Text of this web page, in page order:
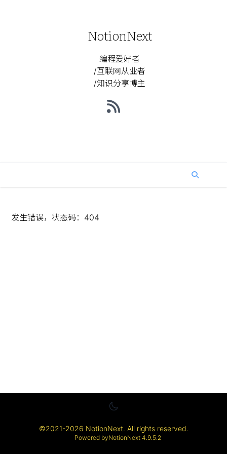
NotionNext
编程爱好者
/互联网从业者
/知识分享博主
发生错误，状态码： 404
©2021-2026 NotionNext. All rights reserved.
Powered byNotionNext 4.9.5.2